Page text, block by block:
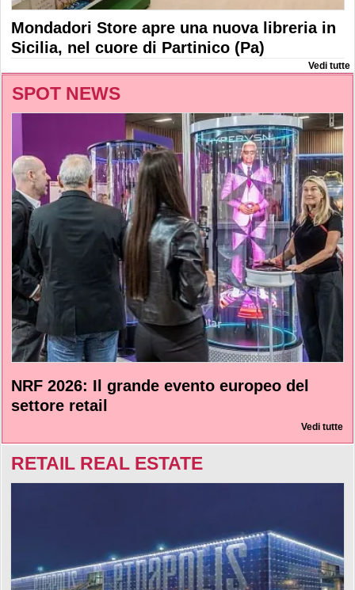
Mondadori Store apre una nuova libreria in
Sicilia, nel cuore di Partinico (Pa)
Vedi tutte
SPOT NEWS
NRF 2026: Il grande evento europeo del
settore retail
Vedi tutte
RETAIL REAL ESTATE